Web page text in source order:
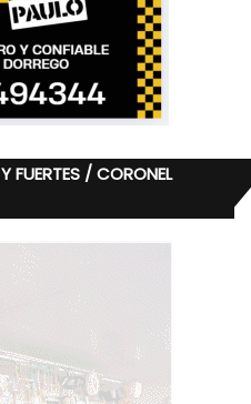
FUERTES / CORONEL